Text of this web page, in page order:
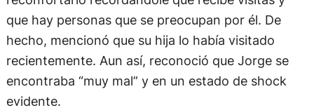
que hay personas que se preocupan por él. De
hecho, mencionó que su hija lo había visitado
recientemente. Aun así, reconoció que Jorge se
encontraba “muy mal” y en un estado de shock
evidente.